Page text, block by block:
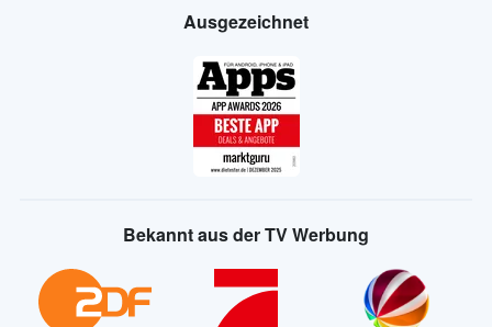
Ausgezeichnet
Bekannt aus der TV Werbung